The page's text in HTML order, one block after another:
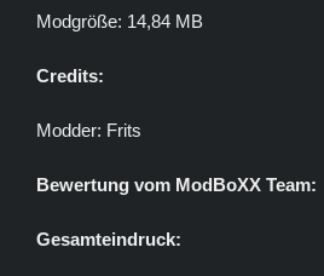
Modgröße: 14,84 MB
Credits:
Modder: Frits
Bewertung vom ModBoXX Team:
Gesamteindruck: